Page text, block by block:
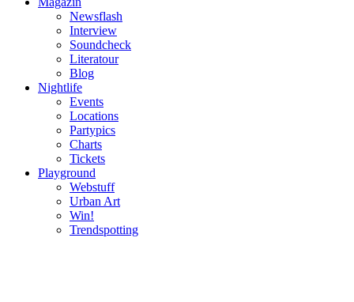
Newsflash
Interview
Soundcheck
Literatour
Blog
Nightlife
Events
Locations
Partypics
Charts
Tickets
Playground
Webstuff
Urban Art
Win!
Trendspotting